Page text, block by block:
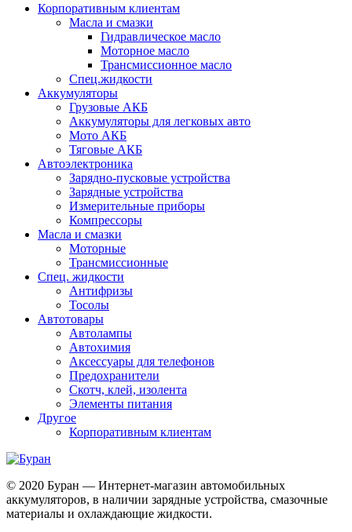
Корпоративным клиентам
Масла и смазки
Гидравлическое масло
Моторное масло
Трансмиссионное масло
Спец.жидкости
Аккумуляторы
Грузовые АКБ
Аккумуляторы для легковых авто
Мото АКБ
Тяговые АКБ
Автоэлектроника
Зарядно-пусковые устройства
Зарядные устройства
Измерительные приборы
Компрессоры
Масла и смазки
Моторные
Трансмиссионные
Спец. жидкости
Антифризы
Тосолы
Автотовары
Автолампы
Автохимия
Аксессуары для телефонов
Предохранители
Скотч, клей, изолента
Элементы питания
Другое
Корпоративным клиентам
© 2020 Буран — Интернет-магазин автомобильных
аккумуляторов, в наличии зарядные устройства, смазочные
материалы и охлаждающие жидкости.